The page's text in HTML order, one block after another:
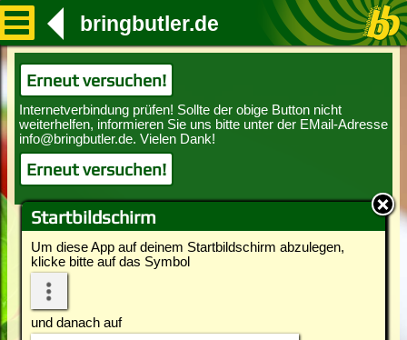
Startbildschirm
Um diese App auf deinem Startbildschirm abzulegen,
klicke bitte auf das Symbol
und danach auf
bringbutler.de
Erneut versuchen!
Erneut versuchen!